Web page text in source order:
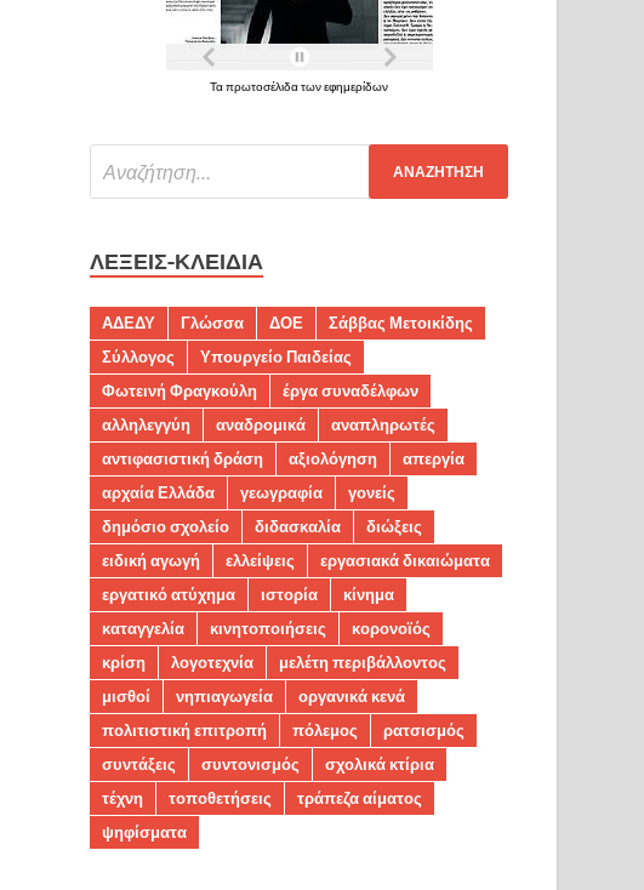
Τα πρωτοσέλιδα των εφημερίδων
ΛΈΞΕΙΣ-ΚΛΕΙΔΙΆ
ΑΔΕΔΥ Γλώσσα ΔΟΕ
Σάββας Μετοικίδης
Σύλλογος
Υπουργείο Παιδείας
Φωτεινή Φραγκούλη
έργα συναδέλφων
αλληλεγγύη
αναδρομικά
αναπληρωτές
αντιφασιστική δράση
αξιολόγηση
απεργία
αρχαία Ελλάδα
γεωγραφία
γονείς
δημόσιο σχολείο
διδασκαλία
διώξεις
ειδική αγωγή
ελλείψεις
εργασιακά δικαιώματα
εργατικό ατύχημα
ιστορία
κίνημα
καταγγελία
κινητοποιήσεις
κορονοϊός
κρίση
λογοτεχνία
μελέτη περιβάλλοντος
μισθοί
νηπιαγωγεία
οργανικά κενά
πολιτιστική επιτροπή
πόλεμος
ρατσισμός
συντάξεις
συντονισμός
σχολικά κτίρια
τέχνη
τοποθετήσεις
τράπεζα αίματος
ψηφίσματα